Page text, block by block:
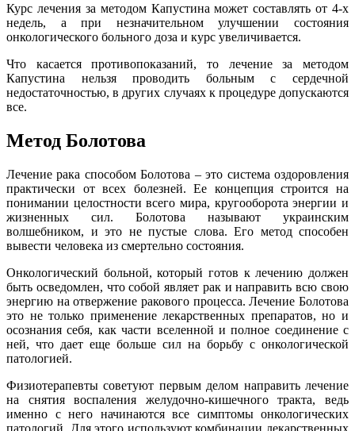
Курс лечения за методом Капустина может составлять от 4-х
недель, а при незначительном улучшении состояния
онкологического больного доза и курс увеличивается.
Что касается противопоказаний, то лечение за методом
Капустина нельзя проводить больным с сердечной
недостаточностью, в других случаях к процедуре допускаются
все.
Метод Болотова
Лечение рака способом Болотова – это система оздоровления
практически от всех болезней. Ее концепция строится на
понимании целостности всего мира, кругооборота энергии и
жизненных сил. Болотова называют украинским
волшебником, и это не пустые слова. Его метод способен
вывести человека из смертельно состояния.
Онкологический больной, который готов к лечению должен
быть осведомлен, что собой являет рак и направить всю свою
энергию на отвержение ракового процесса. Лечение Болотова
это не только применение лекарственных препаратов, но и
осознания себя, как части вселенной и полное соединение с
ней, что дает еще больше сил на борьбу с онкологической
патологией.
Физиотерапевты советуют первым делом направить лечение
на снятия воспаления желудочно-кишечного тракта, ведь
именно с него начинаются все симптомы онкологических
патологий. Для этого используют комбинации лекарственных